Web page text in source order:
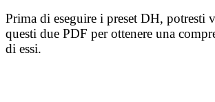
Prima di eseguire i preset DH, potresti
questi due PDF per ottenere una
di essi.